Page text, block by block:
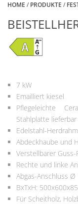
HOME / PRODUKTE /
7 kW
Emailliert kiesel
Pflegeleichte
Stahlplatte lieferbar
Edelstahl-
Abdeckhaube und
Verstellbarer Guss-
Rechte und linke
Abgas-Anschluss Ø
BxTxH:
Für Scheitholz,